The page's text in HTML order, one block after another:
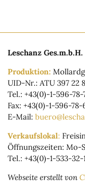
Leschanz
Produktion:
UID-Nr.: ATU 397 22
Tel.: +43(0)-1-596-78-
Fax: +43(0)-1-596-78-
E-Mail:
Verkaufslokal:
Öffnungszeiten: Mo-
Tel.: +43(0)-1-533-32-
Webseite erstellt von